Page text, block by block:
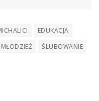
EDUKACJA
MŁODZIEŻ
ŚLUBOWANIE